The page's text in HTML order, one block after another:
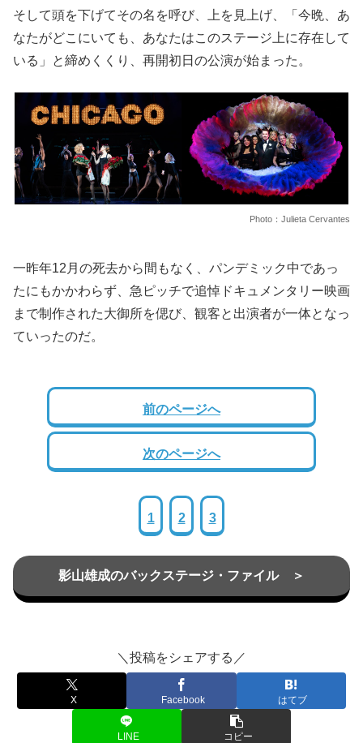
そして頭を下げてその名を呼び、上を見上げ、「今晩、あ
なたがどこにいても、あなたはこのステージ上に存在して
いる」と締めくくり、再開初日の公演が始まった。
Photo：Julieta Cervantes
一昨年12月の死去から間もなく、パンデミック中であっ
たにもかかわらず、急ピッチで追悼ドキュメンタリー映画
まで制作された大御所を偲び、観客と出演者が一体となっ
ていったのだ。
前のページへ
次のページへ
1 2 3
影山雄成のバックステージ・ファイル ＞
＼投稿をシェアする／
X Facebook はてブ
LINE コピー